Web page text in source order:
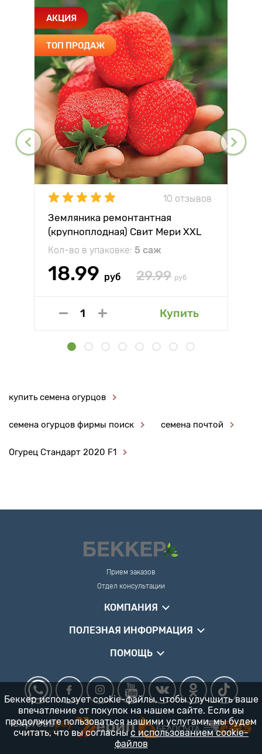
АКЦИЯ
ТОП ПРОДАЖ
10 отзывов
Земляника ремонтантная
(крупноплодная) Свит Мери XXL
Кол-во в упаковке: 5 саж
18.99 руб 29.99 руб
Купить
купить семена огурцов
семена огурцов фирмы поиск семена почтой
Огурец Стандарт 2020 F1
Прием заказов
Отдел консультации
КОМПАНИЯ
ПОЛЕЗНАЯ ИНФОРМАЦИЯ
ПОМОЩЬ
Беккер использует cookie-файлы, чтобы улучшить ваше
впечатление от покупок на нашем сайте. Если вы
продолжите пользоваться нашими услугами, мы будем
считать, что вы согласны с использованием cookie-
файлов